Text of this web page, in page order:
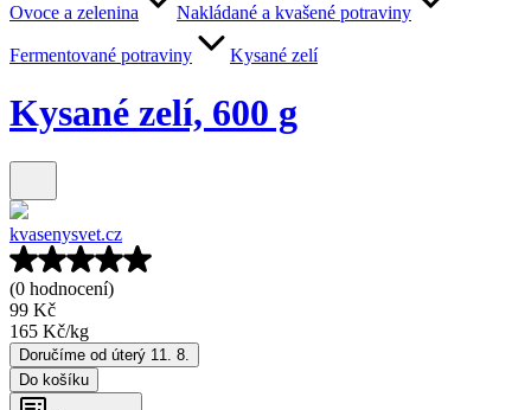
Ovoce a zelenina Nakládané a kvašené potraviny
Fermentované potraviny Kysané zelí
Kysané zelí, 600 g
kvasenysvet.cz
(0 hodnocení)
99 Kč
165 Kč/kg
Doručíme od úterý 11. 8.
Do košíku